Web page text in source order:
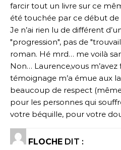
farcir tout un livre sur ce
été touchée par ce début de
Je n’ai rien lu de différent
"progression", pas de
roman. Hé mrd… me voilà
Non… Laurence,vous m’avez
témoignage m’a émue aux
beaucoup de respect
pour les personnes qui
votre béquille, pour votre
FLOCHE DIT :